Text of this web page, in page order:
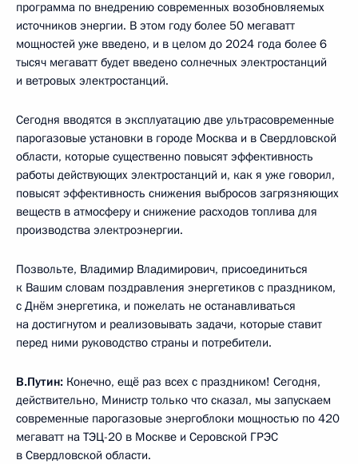
программа по внедрению современных возобновляемых
источников энергии. В этом году более 50 мегаватт
мощностей уже введено, и в целом до 2024 года более 6
тысяч мегаватт будет введено солнечных электростанций
и ветровых электростанций.
Сегодня вводятся в эксплуатацию две ультрасовременные
парогазовые установки в городе Москва и в Свердловской
области, которые существенно повысят эффективность
работы действующих электростанций и, как я уже говорил,
повысят эффективность снижения выбросов загрязняющих
веществ в атмосферу и снижение расходов топлива для
производства электроэнергии.
Позвольте, Владимир Владимирович, присоединиться
к Вашим словам поздравления энергетиков с праздником,
с Днём энергетика, и пожелать не останавливаться
на достигнутом и реализовывать задачи, которые ставит
перед ними руководство страны и потребители.
В.Путин: Конечно, ещё раз всех с праздником! Сегодня,
действительно, Министр только что сказал, мы запускаем
современные парогазовые энергоблоки мощностью по 420
мегаватт на ТЭЦ-20 в Москве и Серовской ГРЭС
в Свердловской области.